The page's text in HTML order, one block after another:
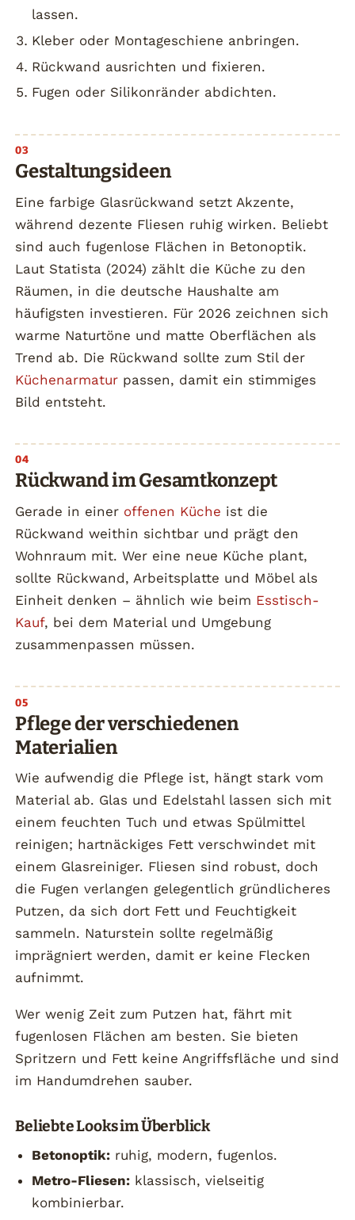
lassen.
Kleber oder Montageschiene anbringen.
Rückwand ausrichten und fixieren.
Fugen oder Silikonränder abdichten.
Gestaltungsideen
Eine farbige Glasrückwand setzt Akzente,
während dezente Fliesen ruhig wirken. Beliebt
sind auch fugenlose Flächen in Betonoptik.
Laut Statista (2024) zählt die Küche zu den
Räumen, in die deutsche Haushalte am
häufigsten investieren. Für 2026 zeichnen sich
warme Naturtöne und matte Oberflächen als
Trend ab. Die Rückwand sollte zum Stil der
Küchenarmatur passen, damit ein stimmiges
Bild entsteht.
Rückwand im Gesamtkonzept
Gerade in einer offenen Küche ist die
Rückwand weithin sichtbar und prägt den
Wohnraum mit. Wer eine neue Küche plant,
sollte Rückwand, Arbeitsplatte und Möbel als
Einheit denken – ähnlich wie beim Esstisch-
Kauf, bei dem Material und Umgebung
zusammenpassen müssen.
Pflege der verschiedenen
Materialien
Wie aufwendig die Pflege ist, hängt stark vom
Material ab. Glas und Edelstahl lassen sich mit
einem feuchten Tuch und etwas Spülmittel
reinigen; hartnäckiges Fett verschwindet mit
einem Glasreiniger. Fliesen sind robust, doch
die Fugen verlangen gelegentlich gründlicheres
Putzen, da sich dort Fett und Feuchtigkeit
sammeln. Naturstein sollte regelmäßig
imprägniert werden, damit er keine Flecken
aufnimmt.
Wer wenig Zeit zum Putzen hat, fährt mit
fugenlosen Flächen am besten. Sie bieten
Spritzern und Fett keine Angriffsfläche und sind
im Handumdrehen sauber.
Beliebte Looks im Überblick
Betonoptik:ruhig, modern, fugenlos.
Metro-Fliesen:klassisch, vielseitig
kombinierbar.